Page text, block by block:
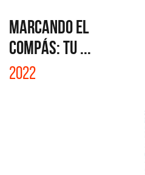
MARCANDO EL
COMPÁS: TU ...
2022